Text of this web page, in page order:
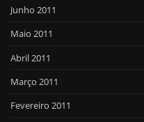
Junho 2011
Maio 2011
Abril 2011
Março 2011
Fevereiro 2011